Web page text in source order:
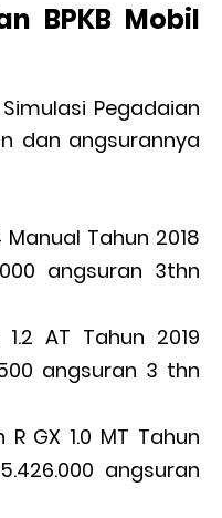
BPKB Mobil
Pegadaian
dan angsurannya
Manual Tahun 2018
angsuran 3thn
AT Tahun 2019
angsuran 3 thn
GX 1.0 MT Tahun
angsuran